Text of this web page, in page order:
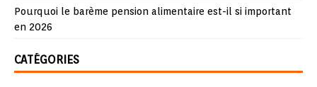
Pourquoi le barème pension alimentaire est-il si important
en 2026
CATÉGORIES